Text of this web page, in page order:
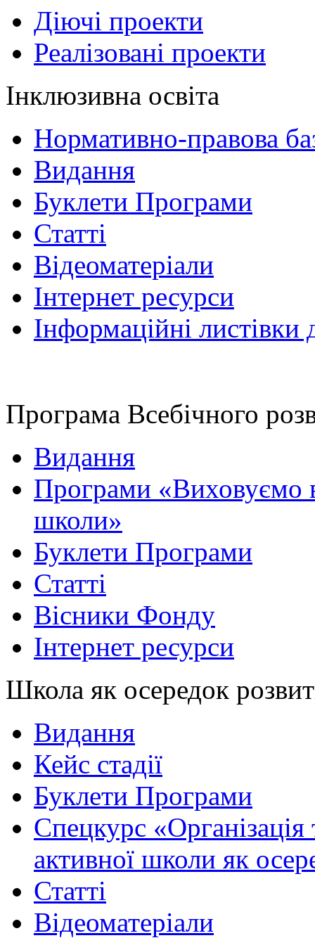
Діючі проекти
Реалізовані проекти
Інклюзивна освіта
Нормативно-правова
Видання
Буклети Програми
Статті
Відеоматеріали
Інтернет ресурси
Інформаційні листівки
Програма Всебічного
Видання
Програми «Виховуємо
школи»
Буклети Програми
Статті
Вісники Фонду
Інтернет ресурси
Школа як осередок
Видання
Кейс стадії
Буклети Програми
Спецкурс
активної школи як
Статті
Відеоматеріали